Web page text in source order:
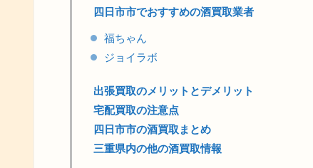
四日市市でおすすめの酒買取業者
福ちゃん
ジョイラボ
出張買取のメリットとデメリット
宅配買取の注意点
四日市市の酒買取まとめ
三重県内の他の酒買取情報